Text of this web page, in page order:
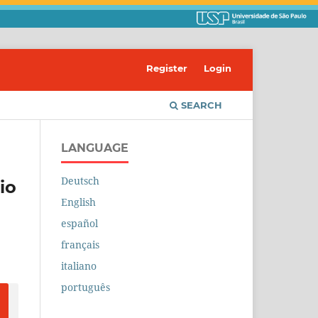
SEARCH
Register Login
LANGUAGE
Deutsch
English
español
français
italiano
português